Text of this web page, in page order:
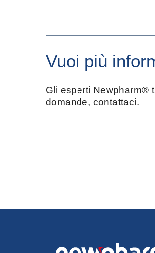
Vuoi più
Gli esperti Newpharm®
domande, contattaci.